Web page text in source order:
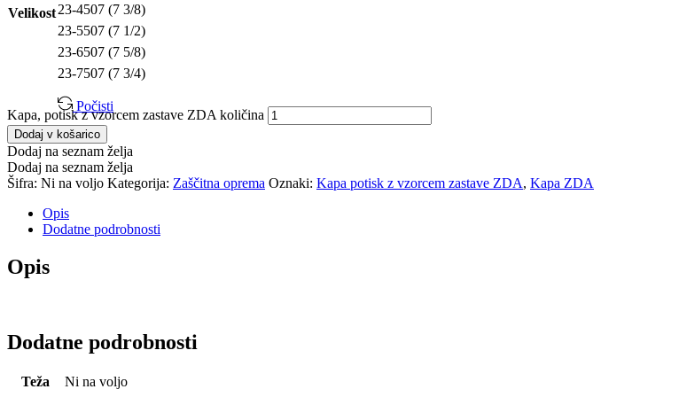
Velikost23-4507 (7 3/8)
23-5507 (7 1/2)
23-6507 (7 5/8)
23-7507 (7 3/4)
Počisti
Kapa, potisk z vzorcem zastave ZDA količina
Dodaj v košarico
Dodaj na seznam želja
Dodaj na seznam želja
Šifra: Ni na voljo Kategorija: Zaščitna oprema Oznaki: Kapa potisk z vzorcem zastave ZDA, Kapa ZDA
Opis
Dodatne podrobnosti
Opis
Dodatne podrobnosti
Teža Ni na voljo